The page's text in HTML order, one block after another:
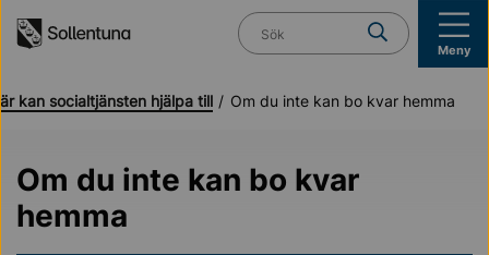
Vad söker du?
Meny
kan socialtjänsten hjälpa till? Om du inte kan bo kvar hemma
Om du inte kan bo kvar
hemma